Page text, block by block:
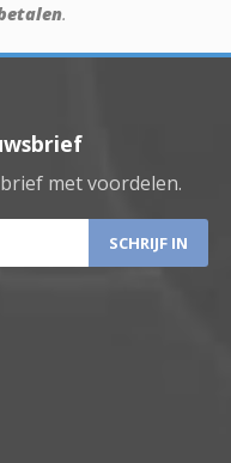
.
met voordelen.